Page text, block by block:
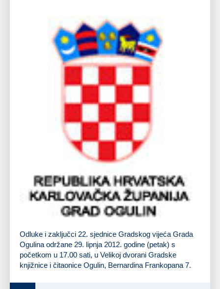
Odluke i zaključci 22. sjednice Gradskog vijeća Grada
Ogulina održane 29. lipnja 2012. godine (petak) s
početkom u 17.00 sati, u Velikoj dvorani Gradske
knjižnice i čitaonice Ogulin, Bernardina Frankopana 7.